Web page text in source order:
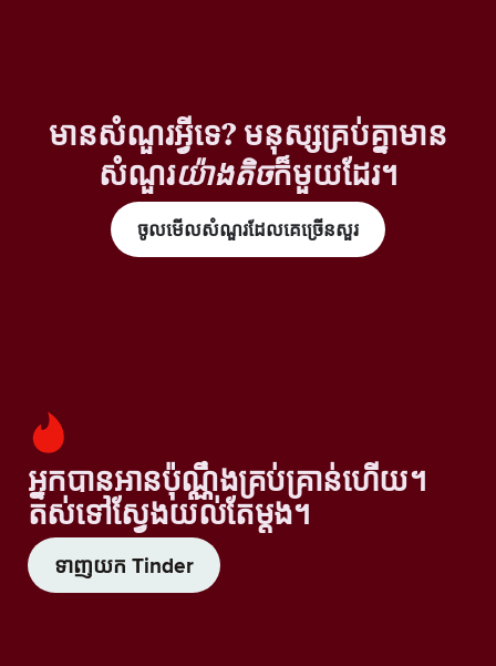
មានសំណួរអ្វីទេ? មនុស្សគ្រប់គ្នាមាន
សំណួរយ៉ាងតិចក៏មួយដែរ។
ចូលមើលសំណួរដែលគេច្រើនសួរ
អ្នកបានអានប៉ុណ្ណឹងគ្រប់គ្រាន់ហើយ។
តស់ទៅស្វែងយល់តែម្តង។
ទាញយក Tinder